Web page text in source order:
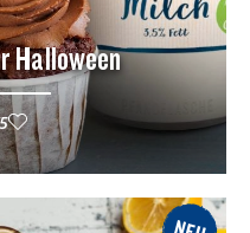
Halloween